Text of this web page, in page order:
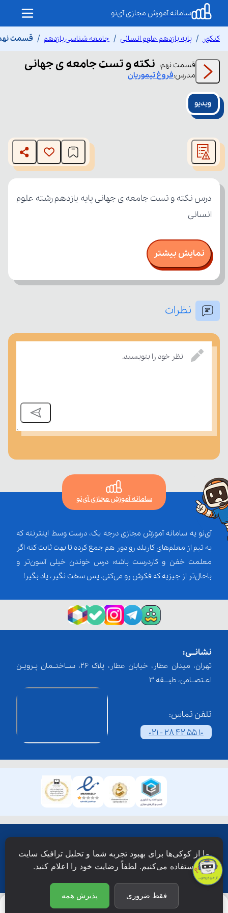
سامانه آموزش مجازی آی‌نو
کنکور پایه یازدهم علوم انسانی جامعه شناسی یازدهم قسمت
قسمت نهم: نکته و تست جامعه ی جهانی
مدرس:فروغتیموریان
ویدیو
modal
window.
The media could not be loaded, either because the server
or network failed or because the format is not supported.
انسانی
نمایش بیشتر
نظرات
نظر خود را بنویسید.
سامانه آموزش مجازی آی‌نو
آی‌نو یه سامانه آموزش مجازی درجه یک، درست وسط اینترنته که
یه تیم از معلم‌‌های کاربلد رو دور هم جمع کرده تا بهت ثابت کنه اگر
معلمت خفن و کاردرست باشه؛ درس خوندن خیلی آسون‌تر و
باحال‌تر از چیزیه که فکرش رو می‌کنی. پس سخت نگیر، یاد بگیر!
نشانــی:
تهران، میدان عطار، خیابان عطار، پلاک 26، ســاختــمان پـرویـن
اعـتصــامی، طبـــقه 3
تلفن تماس:
021 - 28 42 55 10
دانش نویان محفوظ است.
ما از کوکی‌ها برای بهبود تجربه شما و تحلیل ترافیک سایت
استفاده می‌کنیم. لطفاً رضایت خود را اعلام کنید.
فقط ضروری پذیرش همه